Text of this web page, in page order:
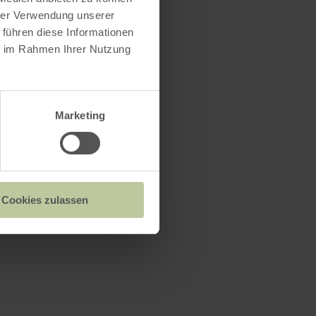
Verwendung unserer
diese Informationen
Rahmen Ihrer Nutzung
Marketing
Cookies zulassen